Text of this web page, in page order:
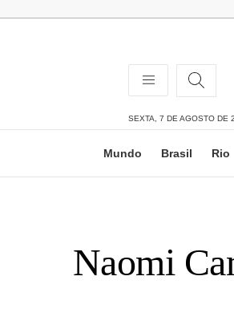
SEXTA, 7 DE AGOSTO DE
Mundo Brasil Rio
Naomi